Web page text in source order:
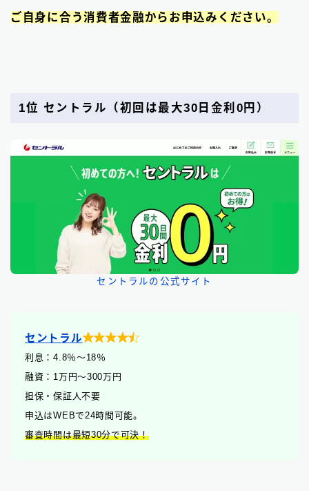
ご自身に合う消費者金融からお申込みください。
1位 セントラル （初回は最大30日金利0円）
セントラルの公式サイト
セントラル
利息：4.8％〜18％
融資：1万円〜300万円
担保・保証人不要
申込はWEBで24時間可能。
審査時間は最短30分で可決！